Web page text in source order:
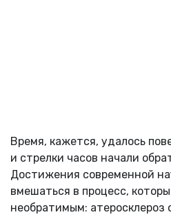
Время, кажется, удалось
и стрелки часов начали
Достижения современной
вмешаться в процесс,
необратимым: атеросклероз